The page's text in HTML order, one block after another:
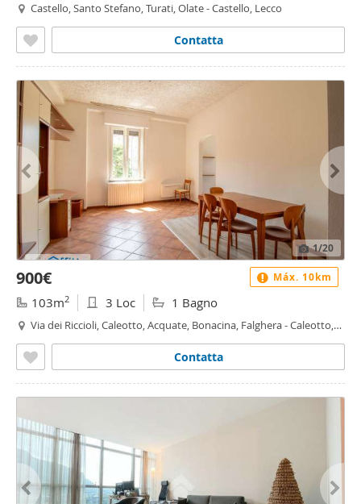
Castello, Santo Stefano, Turati, Olate - Castello, Lecco
Contatta
1/20
900€
103m2 3 Loc 1 Bagno
Via dei Riccioli, Caleotto, Acquate, Bonacina, Falghera - Caleotto,
Contatta
Máx. 10km